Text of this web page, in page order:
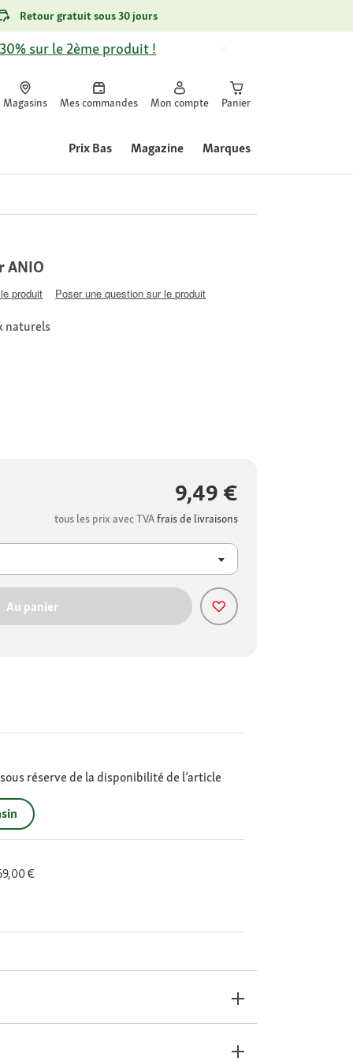
Retour gratuit sous 30 jours
sur le 2ème produit !
Magasins Mes commandes Mon compte Panier
Prix Bas Magazine Marques
ANIO
produit Poser une question sur le produit
naturels
9,49 €
tous les prix avec TVAfrais de livraisons
Au panier
réserve de la disponibilité de l’article
€